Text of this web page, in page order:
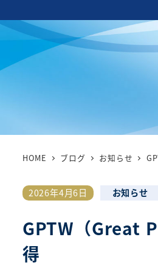
HOME ブログ お知らせ
GPTW（Great
得
投稿日
2026年4月6日 カテゴリー
お知らせ